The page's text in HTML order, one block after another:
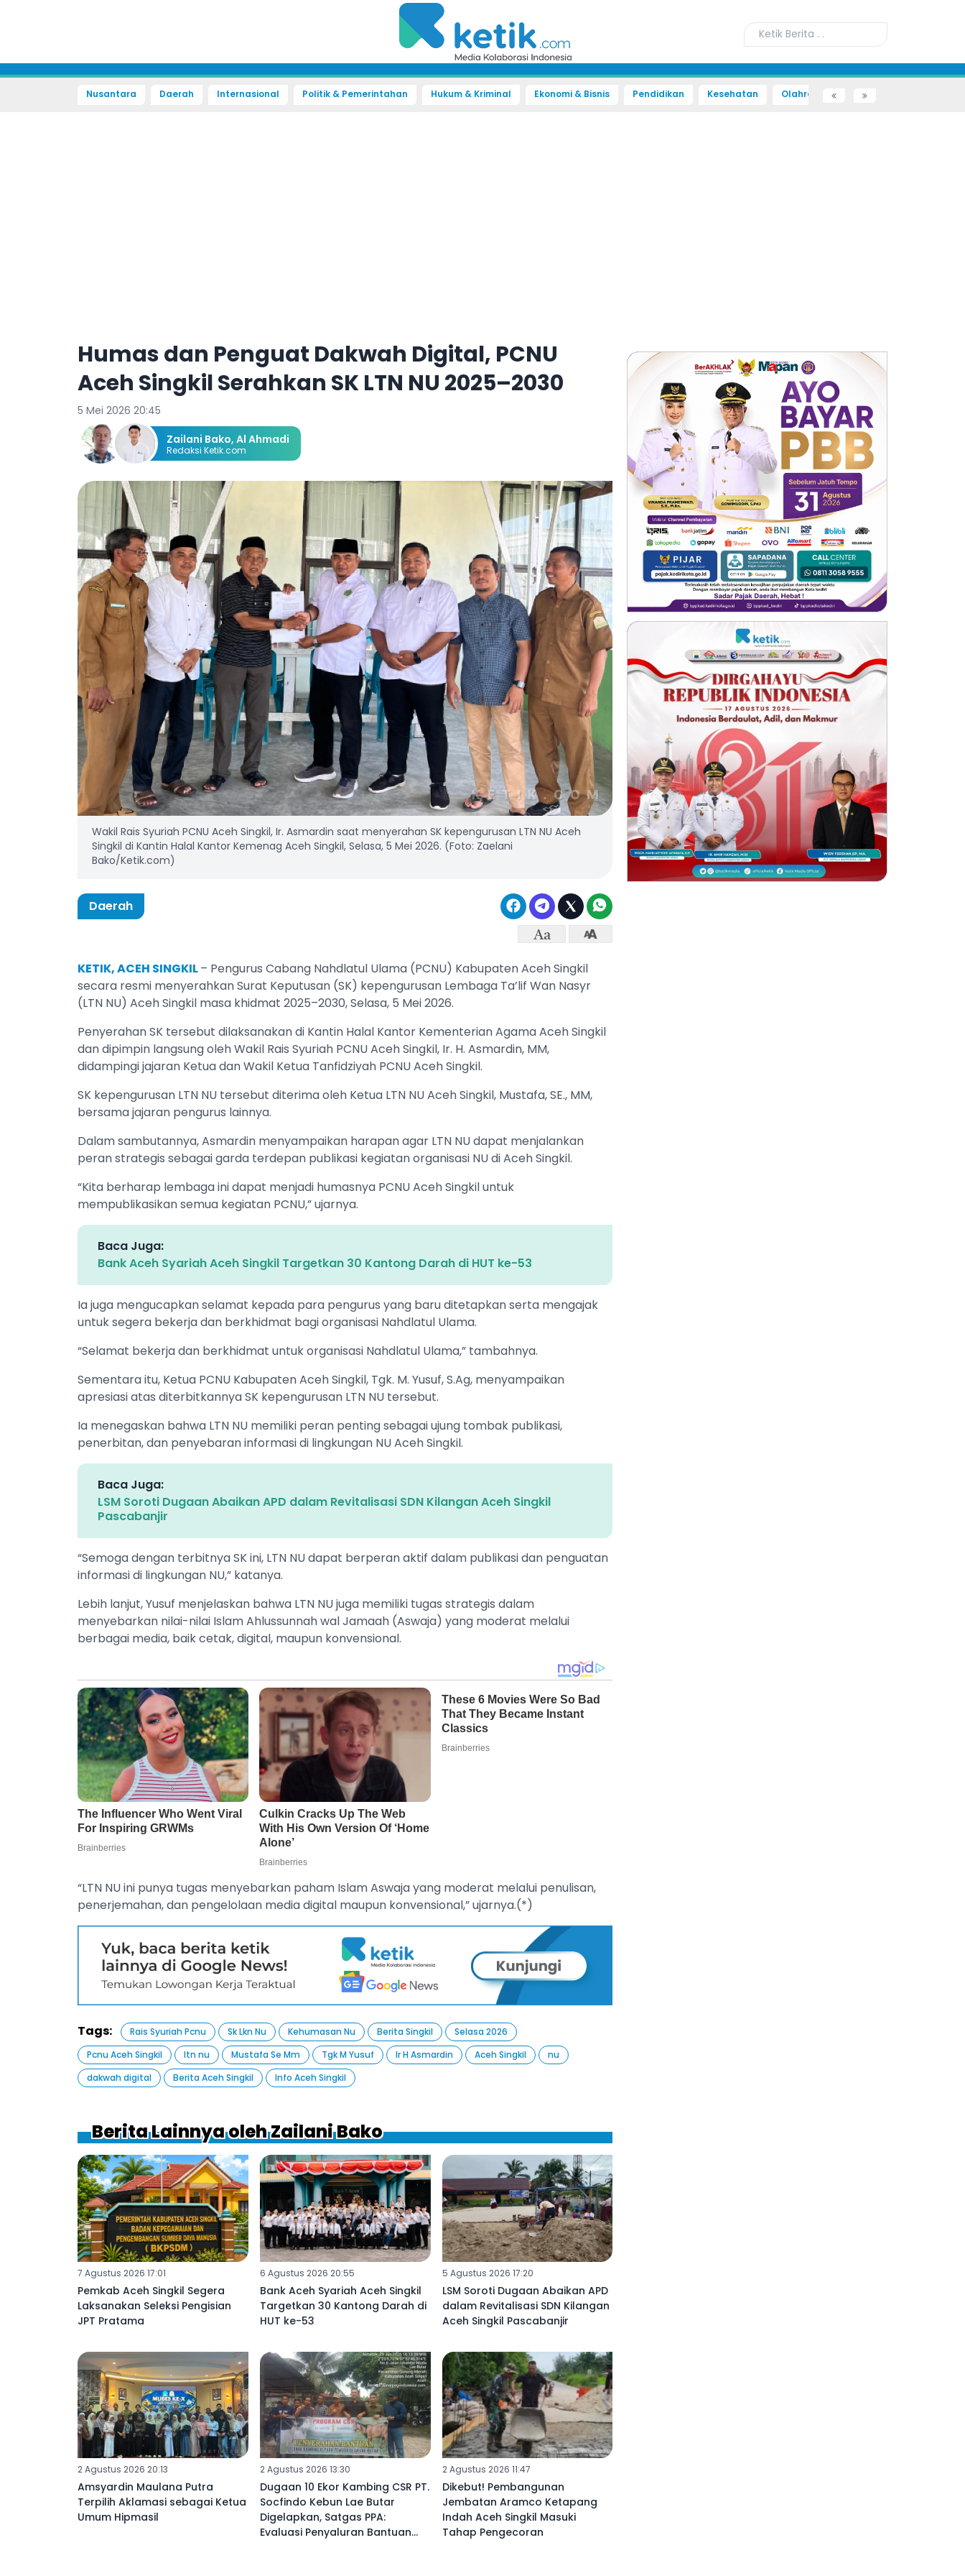
Nusantara Daerah Internasional Politik & Pemerintahan Hukum & Kriminal Ekonomi & Bisnis Pendidikan Kesehatan Olahraga Sains dan Teknologi
Humas dan Penguat Dakwah Digital, PCNU
Aceh Singkil Serahkan SK LTN NU 2025–2030
5 Mei 2026 20:45
Zailani Bako, Al Ahmadi
Redaksi Ketik.com
Wakil Rais Syuriah PCNU Aceh Singkil, Ir. Asmardin saat menyerahan SK kepengurusan LTN NU Aceh
Singkil di Kantin Halal Kantor Kemenag Aceh Singkil, Selasa, 5 Mei 2026. (Foto: Zaelani
Bako/Ketik.com)
Daerah
KETIK, ACEH SINGKIL– Pengurus Cabang Nahdlatul Ulama (PCNU) Kabupaten Aceh Singkil
secara resmi menyerahkan Surat Keputusan (SK) kepengurusan Lembaga Ta’lif Wan Nasyr
(LTN NU) Aceh Singkil masa khidmat 2025–2030, Selasa, 5 Mei 2026.
Penyerahan SK tersebut dilaksanakan di Kantin Halal Kantor Kementerian Agama Aceh Singkil
dan dipimpin langsung oleh Wakil Rais Syuriah PCNU Aceh Singkil, Ir. H. Asmardin, MM,
didampingi jajaran Ketua dan Wakil Ketua Tanfidziyah PCNU Aceh Singkil.
SK kepengurusan LTN NU tersebut diterima oleh Ketua LTN NU Aceh Singkil, Mustafa, SE., MM,
bersama jajaran pengurus lainnya.
Dalam sambutannya, Asmardin menyampaikan harapan agar LTN NU dapat menjalankan
peran strategis sebagai garda terdepan publikasi kegiatan organisasi NU di Aceh Singkil.
“Kita berharap lembaga ini dapat menjadi humasnya PCNU Aceh Singkil untuk
mempublikasikan semua kegiatan PCNU,” ujarnya.
Baca Juga:
Bank Aceh Syariah Aceh Singkil Targetkan 30 Kantong Darah di HUT ke-53
Ia juga mengucapkan selamat kepada para pengurus yang baru ditetapkan serta mengajak
untuk segera bekerja dan berkhidmat bagi organisasi Nahdlatul Ulama.
“Selamat bekerja dan berkhidmat untuk organisasi Nahdlatul Ulama,” tambahnya.
Sementara itu, Ketua PCNU Kabupaten Aceh Singkil, Tgk. M. Yusuf, S.Ag, menyampaikan
apresiasi atas diterbitkannya SK kepengurusan LTN NU tersebut.
Ia menegaskan bahwa LTN NU memiliki peran penting sebagai ujung tombak publikasi,
penerbitan, dan penyebaran informasi di lingkungan NU Aceh Singkil.
Baca Juga:
LSM Soroti Dugaan Abaikan APD dalam Revitalisasi SDN Kilangan Aceh Singkil
Pascabanjir
“Semoga dengan terbitnya SK ini, LTN NU dapat berperan aktif dalam publikasi dan penguatan
informasi di lingkungan NU,” katanya.
Lebih lanjut, Yusuf menjelaskan bahwa LTN NU juga memiliki tugas strategis dalam
menyebarkan nilai-nilai Islam Ahlussunnah wal Jamaah (Aswaja) yang moderat melalui
berbagai media, baik cetak, digital, maupun konvensional.
“LTN NU ini punya tugas menyebarkan paham Islam Aswaja yang moderat melalui penulisan,
penerjemahan, dan pengelolaan media digital maupun konvensional,” ujarnya.(*)
Tags: Rais Syuriah Pcnu Sk Lkn Nu Kehumasan Nu Berita Singkil
Selasa 2026
Pcnu Aceh Singkil
ltn nu Mustafa Se Mm Tgk M Yusuf Ir H Asmardin Aceh Singkil
nu
dakwah digital
Berita Aceh Singkil Info Aceh Singkil
Berita Lainnya oleh Zailani Bako
7 Agustus 2026 17:01
Pemkab Aceh Singkil Segera
Laksanakan Seleksi Pengisian
JPT Pratama
6 Agustus 2026 20:55
Bank Aceh Syariah Aceh Singkil
Targetkan 30 Kantong Darah di
HUT ke-53
5 Agustus 2026 17:20
LSM Soroti Dugaan Abaikan APD
dalam Revitalisasi SDN Kilangan
Aceh Singkil Pascabanjir
2 Agustus 2026 20:13
Amsyardin Maulana Putra
Terpilih Aklamasi sebagai Ketua
Umum Hipmasil
2 Agustus 2026 13:30
Dugaan 10 Ekor Kambing CSR PT.
Socfindo Kebun Lae Butar
Digelapkan, Satgas PPA:
Evaluasi Penyaluran Bantuan
2 Agustus 2026 11:47
Dikebut! Pembangunan
Jembatan Aramco Ketapang
Indah Aceh Singkil Masuki
Tahap Pengecoran